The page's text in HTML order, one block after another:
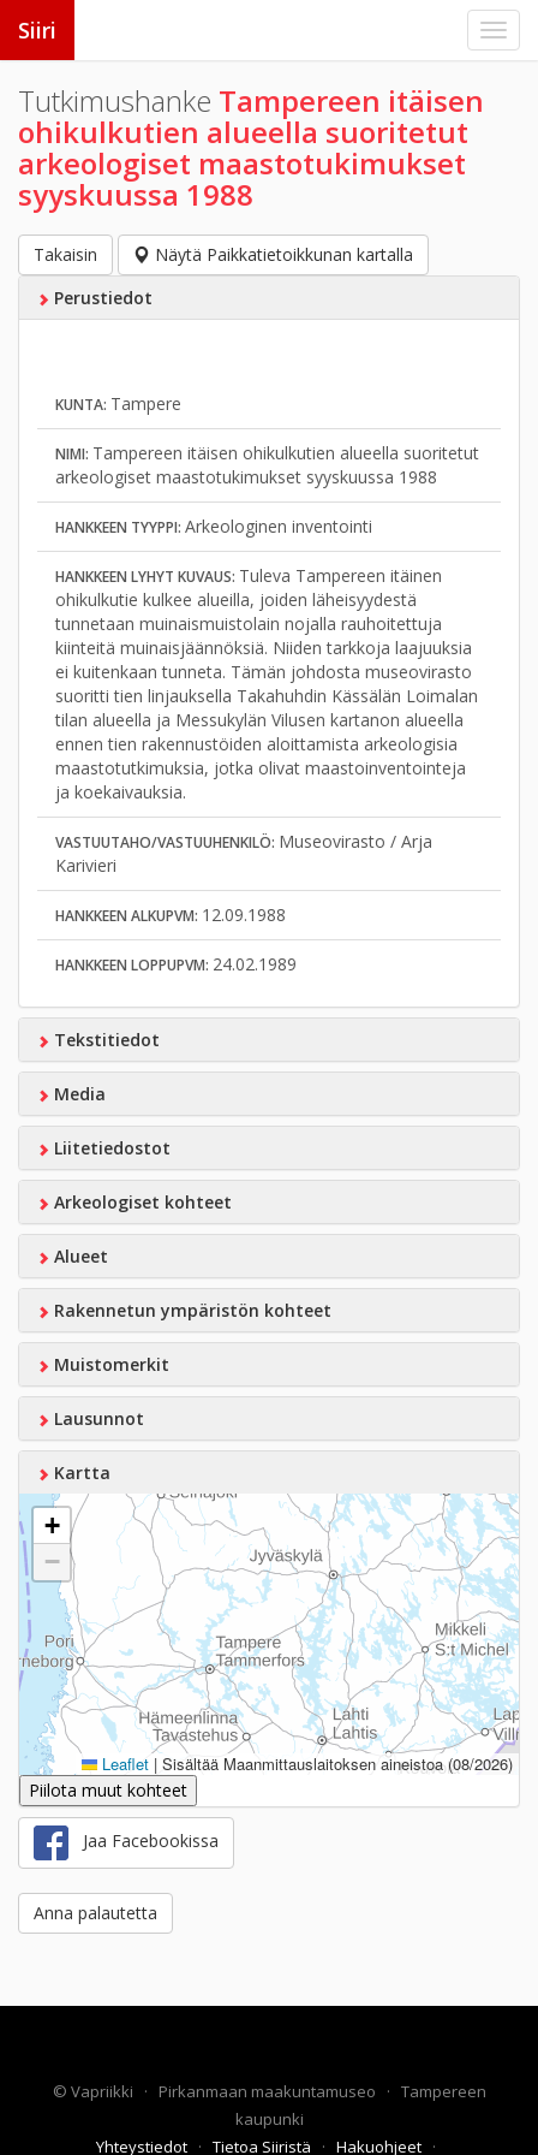
Siiri
Tutkimushanke Tampereen itäisen
ohikulkutien alueella suoritetut
arkeologiset maastotukimukset
syyskuussa 1988
Takaisin
Näytä Paikkatietoikkunan kartalla
Perustiedot
KUNTA: Tampere
NIMI: Tampereen itäisen ohikulkutien alueella suoritetut
arkeologiset maastotukimukset syyskuussa 1988
HANKKEEN TYYPPI: Arkeologinen inventointi
HANKKEEN LYHYT KUVAUS: Tuleva Tampereen itäinen
ohikulkutie kulkee alueilla, joiden läheisyydestä
tunnetaan muinaismuistolain nojalla rauhoitettuja
kiinteitä muinaisjäännöksiä. Niiden tarkkoja laajuuksia
ei kuitenkaan tunneta. Tämän johdosta museovirasto
suoritti tien linjauksella Takahuhdin Kässälän Loimalan
tilan alueella ja Messukylän Vilusen kartanon alueella
ennen tien rakennustöiden aloittamista arkeologisia
maastotutkimuksia, jotka olivat maastoinventointeja
ja koekaivauksia.
VASTUUTAHO/VASTUUHENKILÖ: Museovirasto / Arja
Karivieri
HANKKEEN ALKUPVM: 12.09.1988
HANKKEEN LOPPUPVM: 24.02.1989
Tekstitiedot
Media
Liitetiedostot
Arkeologiset kohteet
Alueet
Rakennetun ympäristön kohteet
Muistomerkit
Lausunnot
Kartta
+
−
Leaflet | Sisältää Maanmittauslaitoksen aineistoa (08/2026)
Piilota muut kohteet
Jaa Facebookissa
Anna palautetta
© Vapriikki · Pirkanmaan maakuntamuseo · Tampereen
kaupunki
Yhteystiedot · Tietoa Siiristä · Hakuohjeet ·